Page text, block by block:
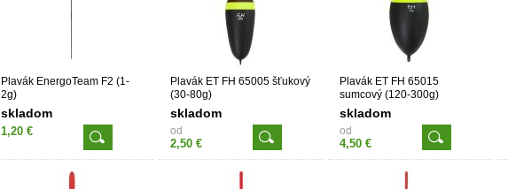
Plavák EnergoTeam F2 (1-
2g)
skladom
1,20 €
Plavák ET FH 65005 šťukový
(30-80g)
skladom
od
2,50 €
Plavák ET FH 65015
sumcový (120-300g)
skladom
od
4,50 €